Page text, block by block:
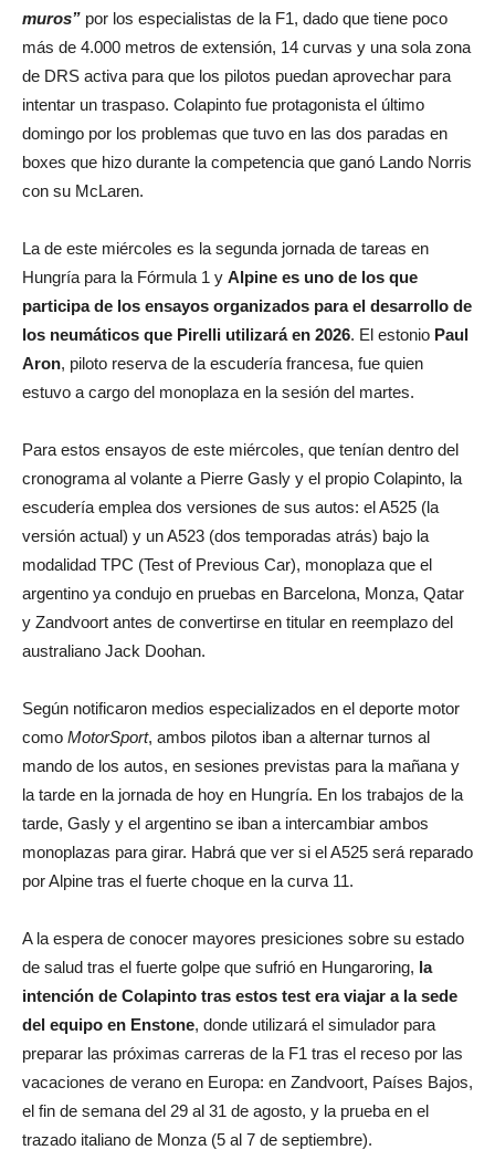
muros” por los especialistas de la F1, dado que tiene poco
más de 4.000 metros de extensión, 14 curvas y una sola zona
de DRS activa para que los pilotos puedan aprovechar para
intentar un traspaso. Colapinto fue protagonista el último
domingo por los problemas que tuvo en las dos paradas en
boxes que hizo durante la competencia que ganó Lando Norris
con su McLaren.
La de este miércoles es la segunda jornada de tareas en
Hungría para la Fórmula 1 y Alpine es uno de los que
participa de los ensayos organizados para el desarrollo de
los neumáticos que Pirelli utilizará en 2026. El estonio Paul
Aron, piloto reserva de la escudería francesa, fue quien
estuvo a cargo del monoplaza en la sesión del martes.
Para estos ensayos de este miércoles, que tenían dentro del
cronograma al volante a Pierre Gasly y el propio Colapinto, la
escudería emplea dos versiones de sus autos: el A525 (la
versión actual) y un A523 (dos temporadas atrás) bajo la
modalidad TPC (Test of Previous Car), monoplaza que el
argentino ya condujo en pruebas en Barcelona, Monza, Qatar
y Zandvoort antes de convertirse en titular en reemplazo del
australiano Jack Doohan.
Según notificaron medios especializados en el deporte motor
como MotorSport, ambos pilotos iban a alternar turnos al
mando de los autos, en sesiones previstas para la mañana y
la tarde en la jornada de hoy en Hungría. En los trabajos de la
tarde, Gasly y el argentino se iban a intercambiar ambos
monoplazas para girar. Habrá que ver si el A525 será reparado
por Alpine tras el fuerte choque en la curva 11.
A la espera de conocer mayores presiciones sobre su estado
de salud tras el fuerte golpe que sufrió en Hungaroring, la
intención de Colapinto tras estos test era viajar a la sede
del equipo en Enstone, donde utilizará el simulador para
preparar las próximas carreras de la F1 tras el receso por las
vacaciones de verano en Europa: en Zandvoort, Países Bajos,
el fin de semana del 29 al 31 de agosto, y la prueba en el
trazado italiano de Monza (5 al 7 de septiembre).